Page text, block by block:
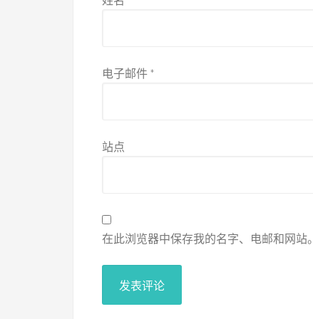
电子邮件 *
站点
在此浏览器中保存我的名字、电邮和网站。